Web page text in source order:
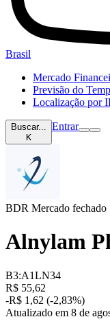
Brasil
Mercado
Previsão do
Localização por
Buscar...
K
Entrar
BDR Mercado fechado
Alnylam
B3:A1LN34
R$ 55,62
-R$ 1,62 (-2,83%)
Atualizado em 8 de